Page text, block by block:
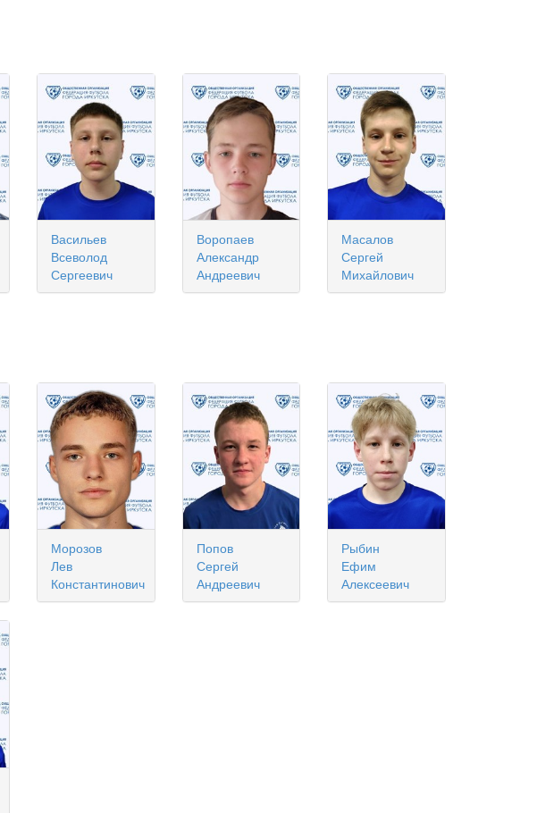
Васильев
Всеволод
Сергеевич
Воропаев
Александр
Андреевич
Масалов
Сергей
Михайлович
Морозов
Лев
Константинович
Попов
Сергей
Андреевич
Рыбин
Ефим
Алексеевич